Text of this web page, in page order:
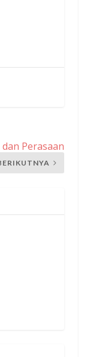
Perasaan